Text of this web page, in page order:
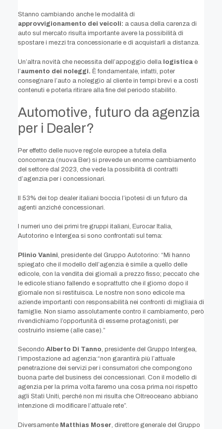
Stanno cambiando anche le modalità di
approvvigionamento dei veicoli: a causa della carenza di
auto sul mercato risulta importante avere la possibilità di
spostare i mezzi tra concessionarie e di acquistarli a distanza.
Un’altra novità che necessita dell’appoggio della logisticaè
l’aumento dei noleggi. È fondamentale, infatti, poter
consegnare l’auto a noleggio al cliente in tempi brevi e a costi
contenuti e poterla ritirare alla fine del periodo stabilito.
Automotive, futuro da agenzia
per i Dealer?
Per effetto delle nuove regole europee a tutela della
concorrenza (nuova Ber) si prevede un enorme cambiamento
del settore dal 2023, che vede la possibilità di contratti
d’agenzia per i concessionari.
Il 53% dei top dealer italiani boccia l’ipotesi di un futuro da
agenti anziché concessionari.
I numeri uno dei primi tre gruppi italiani, Eurocar Italia,
Autotorino e Intergea si sono confrontati sul tema:
Plinio Vanini, presidente del Gruppo Autotorino: “Mi hanno
spiegato che il modello dell’agenzia è simile a quello delle
edicole, con la vendita dei giornali a prezzo fisso; peccato che
le edicole stiano fallendo e soprattutto che il giorno dopo il
giornale non si restituisca. Le nostre non sono edicole ma
aziende importanti con responsabilità nei confronti di migliaia di
famiglie. Non siamo assolutamente contro il cambiamento, però
rivendichiamo l’opportunità di esserne protagonisti, per
costruirlo insieme (alle case).”
Secondo Alberto Di Tanno, presidente del Gruppo Intergea,
l’impostazione ad agenzia:“non garantirà più l’attuale
penetrazione dei servizi per i consumatori che compongono
buona parte del business dei concessionari. Con il modello di
agenzia per la prima volta faremo una cosa prima noi rispetto
agli Stati Uniti, perché non mi risulta che Oltreoceano abbiano
intenzione di modificare l’attuale rete”.
Diversamente Matthias Moser, direttore generale del Gruppo